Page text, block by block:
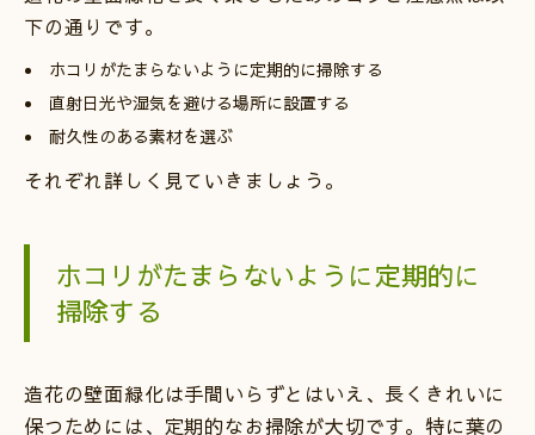
下の通りです。
ホコリがたまらないように定期的に掃除する
直射日光や湿気を避ける場所に設置する
耐久性のある素材を選ぶ
それぞれ詳しく見ていきましょう。
ホコリがたまらないように定期的に
掃除する
造花の壁面緑化は手間いらずとはいえ、長くきれいに
保つためには、定期的なお掃除が大切です。特に葉の